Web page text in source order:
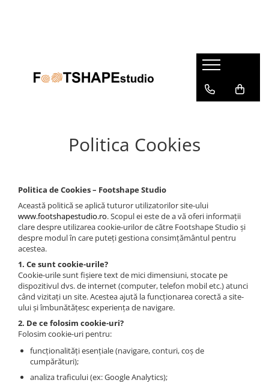
Outdoor/Trekkings
Pantofi
Pantofi sport
Sandale
Sneakers
Șosete-pantofi
Reduceri
Escalada / Bouldering
Pantofi
Pantofi sport
Sandale
Sneakers
Șosete-pantofi
Reduceri
Sneakers
Șosete-pantofi
Reduceri
Decorațiuni
Șosete barefoot
Șosete-pantofi
Reduceri
De ce?
Politica Cookies
Politica de Cookies – Footshape Studio
Această politică se aplică tuturor utilizatorilor site-ului
www.footshapestudio.ro. Scopul ei este de a vă oferi informații
clare despre utilizarea cookie-urilor de către Footshape Studio și
despre modul în care puteți gestiona consimțământul pentru
acestea.
1. Ce sunt cookie-urile?
Cookie-urile sunt fișiere text de mici dimensiuni, stocate pe
dispozitivul dvs. de internet (computer, telefon mobil etc.) atunci
când vizitați un site. Acestea ajută la funcționarea corectă a site-
ului și îmbunătățesc experiența de navigare.
2. De ce folosim cookie-uri?
Folosim cookie-uri pentru:
funcționalități esențiale (navigare, conturi, coș de
cumpărături);
analiza traficului (ex: Google Analytics);